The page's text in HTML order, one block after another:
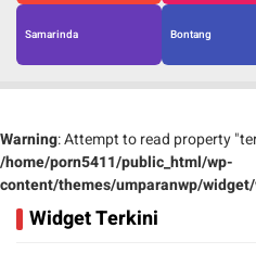
Samarinda Bontang
Warning: Attempt to read property
/home/porn5411/public_html/wp-
content/themes/umparanwp/
Widget Terkini